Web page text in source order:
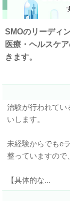
SMOのリーディ
医療・ヘルスケ
きます。
治験が行われてい
いします。
未経験からでもe
整っていますので
【具体的な...